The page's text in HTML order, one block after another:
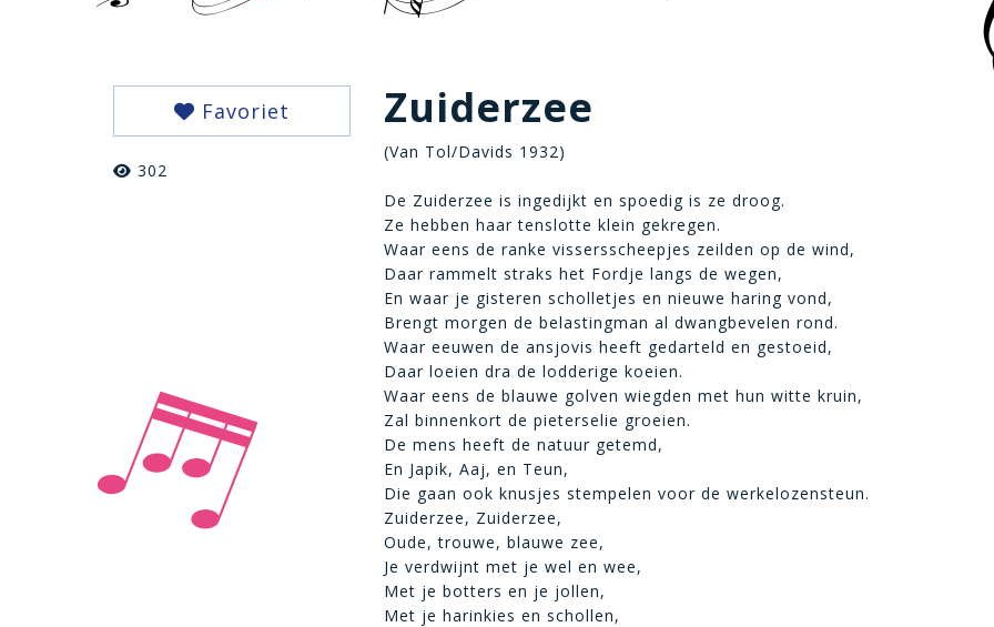
Favoriet
302
Zuiderzee
(Van Tol/Davids 1932)
De Zuiderzee is ingedijkt en spoedig is ze droog.
Ze hebben haar tenslotte klein gekregen.
Waar eens de ranke vissersscheepjes zeilden op de wind,
Daar rammelt straks het Fordje langs de wegen,
En waar je gisteren scholletjes en nieuwe haring vond,
Brengt morgen de belastingman al dwangbevelen rond.
Waar eeuwen de ansjovis heeft gedarteld en gestoeid,
Daar loeien dra de lodderige koeien.
Waar eens de blauwe golven wiegden met hun witte kruin,
Zal binnenkort de pieterselie groeien.
De mens heeft de natuur getemd,
En Japik, Aaj, en Teun,
Die gaan ook knusjes stempelen voor de werkelozensteun.
Zuiderzee, Zuiderzee,
Oude, trouwe, blauwe zee,
Je verdwijnt met je wel en wee,
Met je botters en je jollen,
Met je harinkies en schollen,